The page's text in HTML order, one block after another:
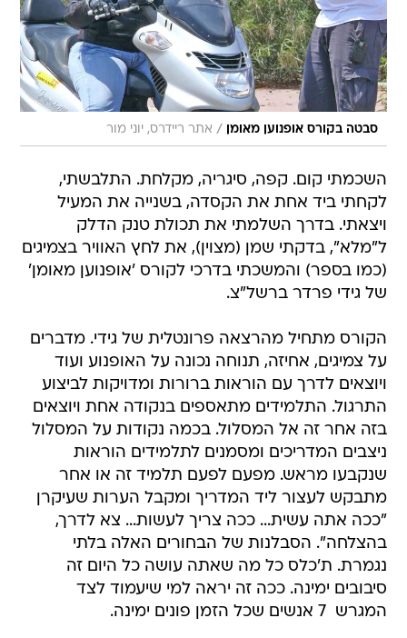
סבטה בקורס אופנוען מאומן / אתר ריידרס, יוני מור
השכמתי קום. קפה, סיגריה, מקלחת. התלבשתי,
לקחתי ביד אחת את הקסדה, בשנייה את המעיל
ויצאתי. בדרך השלמתי את תכולת טנק הדלק
ל"מלא", בדקתי שמן (מצוין), את לחץ האוויר בצמיגים
(כמו בספר) והמשכתי בדרכי לקורס 'אופנוען מאומן'
של גידי פרדר ברשל"צ.
הקורס מתחיל מהרצאה פרונטלית של גידי. מדברים
על צמיגים, אחיזה, תנוחה נכונה על האופנוע ועוד
ויוצאים לדרך עם הוראות ברורות ומדויקות לביצוע
התרגול. התלמידים מתאספים בנקודה אחת ויוצאים
בזה אחר זה אל המסלול. בכמה נקודות על המסלול
ניצבים המדריכים ומסמנים לתלמידים הוראות
שנקבעו מראש. מפעם לפעם תלמיד זה או אחר
מתבקש לעצור ליד המדריך ומקבל הערות שעיקרן 
"ככה אתה עשית... ככה צריך לעשות... צא לדרך,
בהצלחה". הסבלנות של הבחורים האלה בלתי
נגמרת. ת'כלס כל מה שאתה עושה כל היום זה
סיבובים ימינה. ככה זה יראה למי שיעמוד לצד
המגרש  7 אנשים שכל הזמן פונים ימינה.